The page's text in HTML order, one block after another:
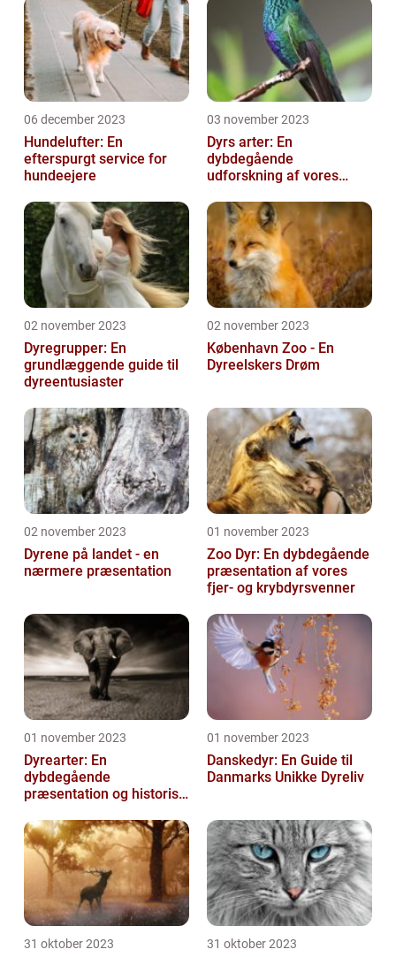
06 december 2023
Hundelufter: En
efterspurgt service for
hundeejere
03 november 2023
Dyrs arter: En
dybdegående
udforskning af vores
02 november 2023
Dyregrupper: En
grundlæggende guide til
dyreentusiaster
02 november 2023
København Zoo - En
Dyreelskers Drøm
02 november 2023
Dyrene på landet - en
nærmere præsentation
01 november 2023
Zoo Dyr: En dybdegående
præsentation af vores
fjer- og krybdyrsvenner
01 november 2023
Dyrearter: En
dybdegående
præsentation og historisk
01 november 2023
Danskedyr: En Guide til
Danmarks Unikke Dyreliv
31 oktober 2023 31 oktober 2023